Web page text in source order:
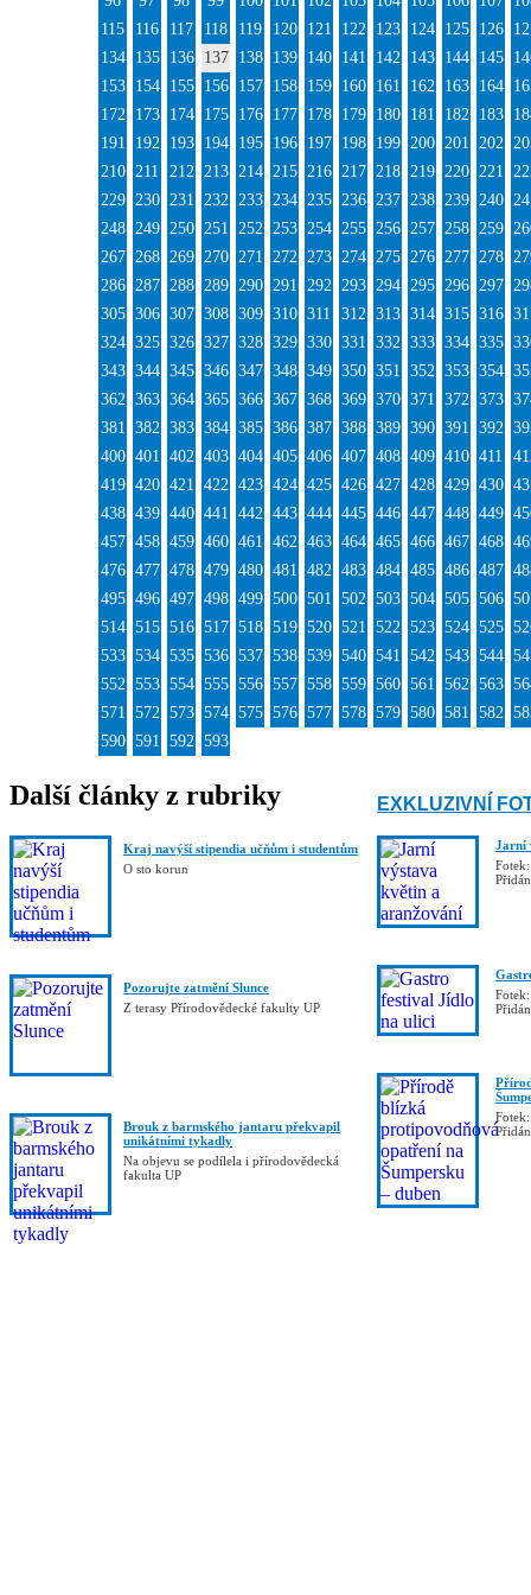
115
116 117 118 119 120 121 122 123 124 125 126
134
135 136 137 138 139 140 141 142 143 144 145
153
154 155 156 157 158 159 160 161 162 163 164
172
173 174 175 176 177 178 179 180 181 182 183
191
192 193 194 195 196 197 198 199 200 201 202
210 211 212 213 214 215 216 217 218 219 220 221
229 230 231 232 233 234 235 236 237 238 239 240
248 249 250 251 252 253 254 255 256 257 258 259
267 268 269 270 271 272 273 274 275 276 277 278
286 287 288 289 290 291 292 293 294 295 296 297
305 306 307 308 309 310 311 312 313 314 315 316
324 325 326 327 328 329 330 331 332 333 334 335
343 344 345 346 347 348 349 350 351 352 353 354
362 363 364 365 366 367 368 369 370 371 372 373
381 382 383 384 385 386 387 388 389 390 391 392
400 401 402 403 404 405 406 407 408 409 410 411
419 420 421 422 423 424 425 426 427 428 429 430
438 439 440 441 442 443 444 445 446 447 448 449
457 458 459 460 461 462 463 464 465 466 467 468
476 477 478 479 480 481 482 483 484 485 486 487
495 496 497 498 499 500 501 502 503 504 505 506
514 515 516 517 518 519 520 521 522 523 524 525
533 534 535 536 537 538 539 540 541 542 543 544
552 553 554 555 556 557 558 559 560 561 562 563
571 572 573 574 575 576 577 578 579 580 581 582
590 591 592 593
Další články z rubriky
Kraj navýší stipendia učňům i studentům
O sto korun
Pozorujte zatmění Slunce
Z terasy Přírodovědecké fakulty UP
Brouk z barmského jantaru překvapil
unikátními tykadly
Na objevu se podílela i přírodovědecká
fakulta UP
EXKLUZIVNÍ
Jarní